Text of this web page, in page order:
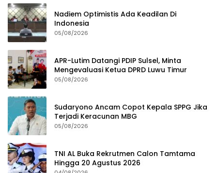
Nadiem Optimistis Ada Keadilan Di
Indonesia
05/08/2026
APR-Lutim Datangi PDIP Sulsel, Minta
Mengevaluasi Ketua DPRD Luwu Timur
05/08/2026
Sudaryono Ancam Copot Kepala SPPG Jika
Terjadi Keracunan MBG
05/08/2026
TNI AL Buka Rekrutmen Calon Tamtama
Hingga 20 Agustus 2026